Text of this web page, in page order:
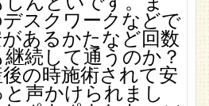
スクワークなどで
あるかたなど回数
続して通うのか？
の時施術されて安
声かけられまし